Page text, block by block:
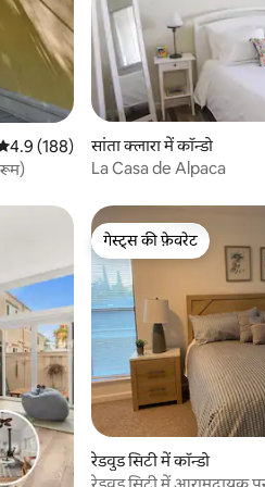
रेटिंग 5 में से 4.9, 188 समीक्षाएँ
4.9 (188)
सांता क्लारा में कॉन्डो
La Casa de Alpaca
गेस्ट्स की फ़ेवरेट
गेस्ट्स की फ़ेवरेट
रेडवुड सिटी में कॉन्डो